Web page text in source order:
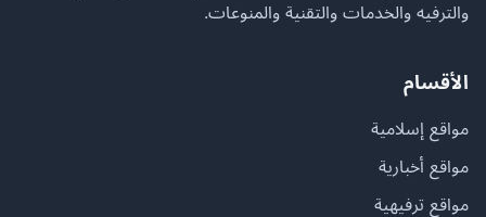
والترفيه والخدمات والتقنية والمنوعات.
الأقسام
مواقع إسلامية
مواقع أخبارية
مواقع ترفيهية